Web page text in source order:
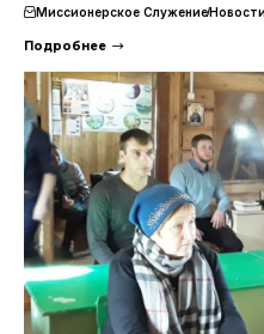
Миссионерское Служение
Подробнее